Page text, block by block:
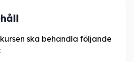
ska behandla följande